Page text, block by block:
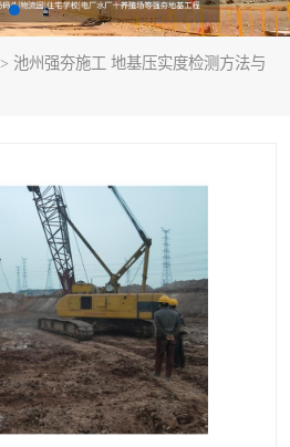
> 池州强夯施工 地基压实度检测方法与